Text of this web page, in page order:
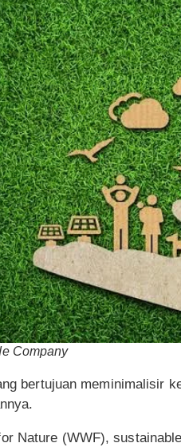
Company
bertujuan meminimalisir
Nature (WWF),